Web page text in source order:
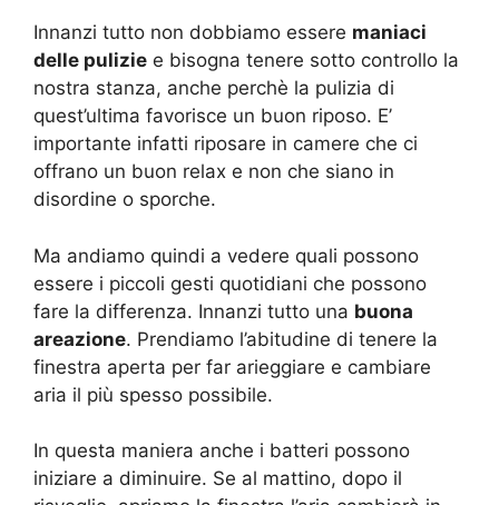
Innanzi tutto non dobbiamo essere maniaci
delle pulizie e bisogna tenere sotto controllo la
nostra stanza, anche perchè la pulizia di
quest’ultima favorisce un buon riposo. E’
importante infatti riposare in camere che ci
offrano un buon relax e non che siano in
disordine o sporche.
Ma andiamo quindi a vedere quali possono
essere i piccoli gesti quotidiani che possono
fare la differenza. Innanzi tutto una buona
areazione. Prendiamo l’abitudine di tenere la
finestra aperta per far arieggiare e cambiare
aria il più spesso possibile.
In questa maniera anche i batteri possono
iniziare a diminuire. Se al mattino, dopo il